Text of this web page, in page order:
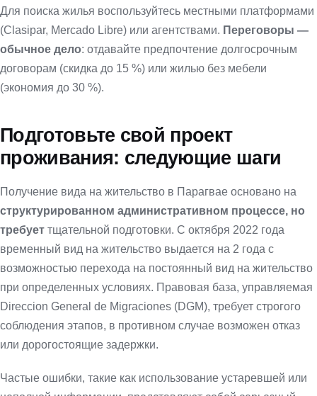
Для поиска жилья воспользуйтесь местными платформами
(Clasipar, Mercado Libre) или агентствами. Переговоры —
обычное дело: отдавайте предпочтение долгосрочным
договорам (скидка до 15 %) или жилью без мебели
(экономия до 30 %).
Подготовьте свой проект
проживания: следующие шаги
Получение вида на жительство в Парагвае основано на
структурированном административном процессе, но
требует тщательной подготовки. С октября 2022 года
временный вид на жительство выдается на 2 года с
возможностью перехода на постоянный вид на жительство
при определенных условиях. Правовая база, управляемая
Direccion General de Migraciones (DGM), требует строгого
соблюдения этапов, в противном случае возможен отказ
или дорогостоящие задержки.
Частые ошибки, такие как использование устаревшей или